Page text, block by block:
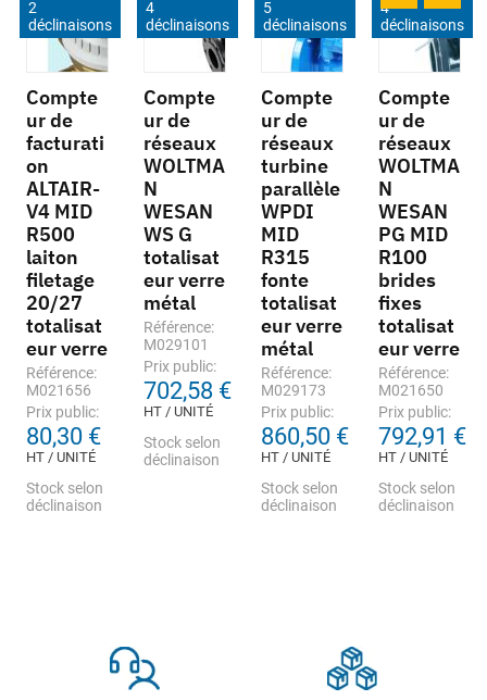
2
déclinaisons
Compte
ur de
facturati
on
ALTAIR-
V4 MID
R500
laiton
filetage
20/27
totalisat
eur verre
Référence:
M021656
Prix public:
80,30 €
HT / UNITÉ
Stock selon
déclinaison
4
déclinaisons
Compte
ur de
réseaux
WOLTMA
N
WESAN
WS G
totalisat
eur verre
métal
Référence:
M029101
Prix public:
702,58 €
HT / UNITÉ
Stock selon
déclinaison
5
déclinaisons
Compte
ur de
réseaux
turbine
parallèle
WPDI
MID
R315
fonte
totalisat
eur verre
métal
Référence:
M029173
Prix public:
860,50 €
HT / UNITÉ
Stock selon
déclinaison
4
déclinaisons
Compte
ur de
réseaux
WOLTMA
N
WESAN
PG MID
R100
brides
fixes
totalisat
eur verre
Référence:
M021650
Prix public:
792,91 €
HT / UNITÉ
Stock selon
déclinaison